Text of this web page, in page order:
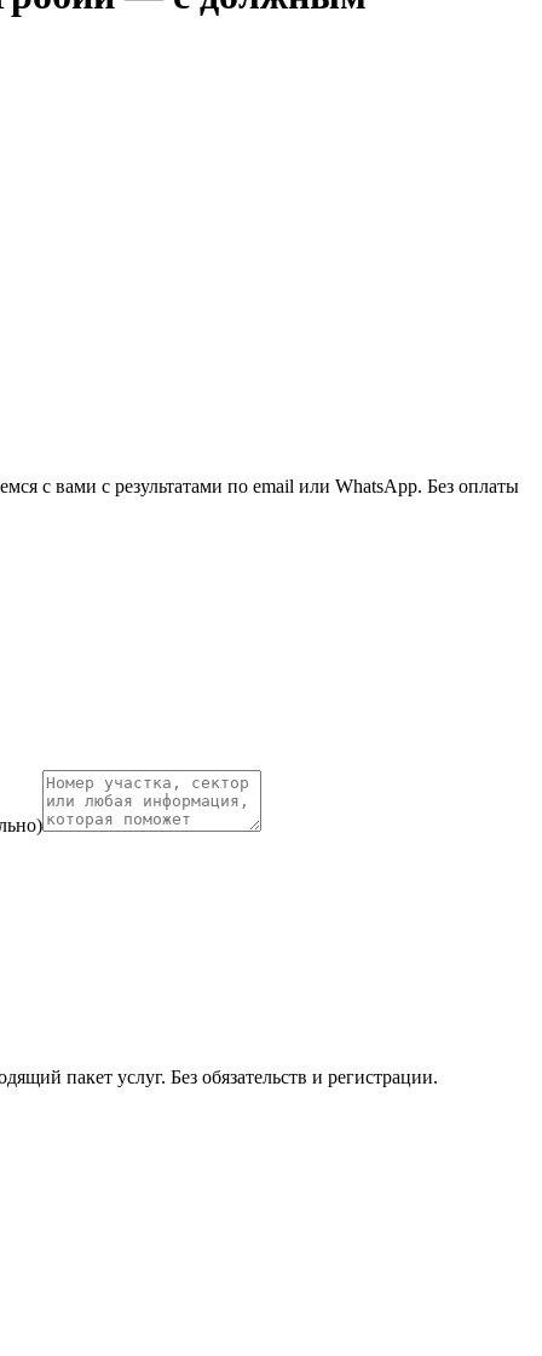
с вами с результатами по email или WhatsApp. Без оплаты
пакет услуг. Без обязательств и регистрации.